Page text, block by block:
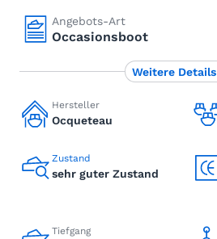
Angebots-Art
Occasionsboot
Hersteller
Ocqueteau
Zustand
sehr guter Zustand
Tiefgang
Weitere Details